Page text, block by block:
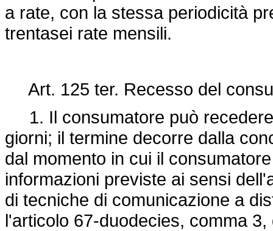
a rate, con la stessa periodicità
trentasei rate mensili.
Art. 125 ter. Recesso del
1. Il consumatore può
giorni; il termine decorre dalla
dal momento in cui il
informazioni previste ai sensi
di tecniche di comunicazione a
l'articolo 67-duodecies, comma